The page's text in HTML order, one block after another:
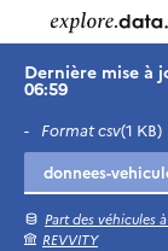
Dernière mise à
06:59
- Format csv(1 KB)
Part des véhicules
REVVITY